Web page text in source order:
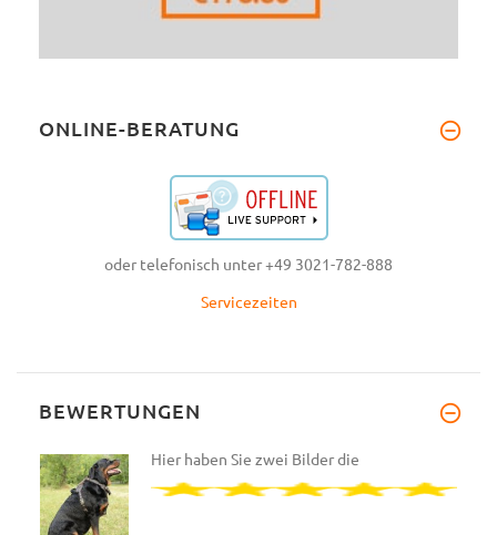
ONLINE-BERATUNG
oder telefonisch unter +49 3021-782-888
Servicezeiten
BEWERTUNGEN
Hier haben Sie zwei Bilder die